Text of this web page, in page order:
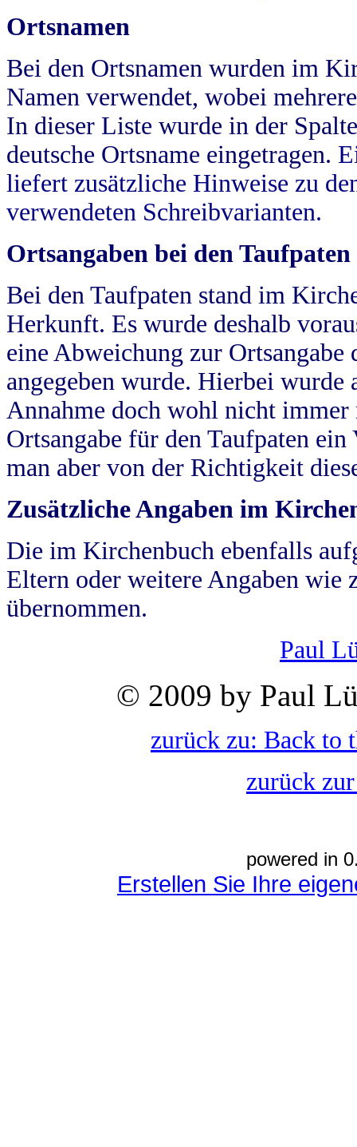
Ortsnamen
Bei den Ortsnamen wurden im
Namen verwendet, wobei
In dieser Liste wurde in der
deutsche Ortsname eingetragen.
liefert zusätzliche Hinweise zu
verwendeten Schreibvarianten.
Ortsangaben bei den Taufpaten
Bei den Taufpaten stand im
Herkunft. Es wurde deshalb
eine Abweichung zur
angegeben wurde. Hierbei wurde
Annahme doch wohl nicht
Ortsangabe für den Taufpaten
man aber von der Richtigkeit
Zusätzliche Angaben im
Die im Kirchenbuch ebenfalls
Eltern oder weitere Angaben wie
übernommen.
Paul
© 2009 by Paul
zurück zu: Back to
zurück
powered in
Erstellen Sie Ihre